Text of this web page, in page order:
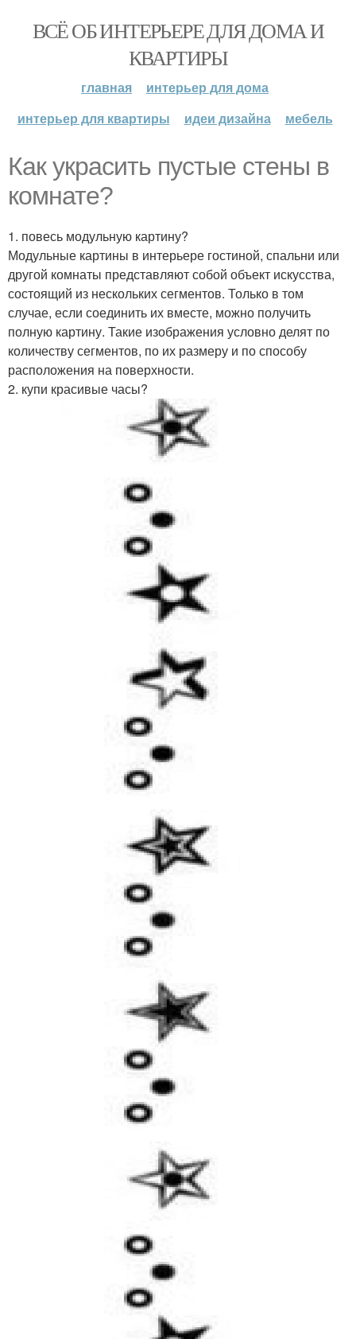
ВСЁ ОБ ИНТЕРЬЕРЕ ДЛЯ ДОМА И
КВАРТИРЫ
главная
интерьер для дома
интерьер для квартиры
идеи дизайна мебель
Как украсить пустые стены в
комнате?
1. повесь модульную картину?
Модульные картины в интерьере гостиной, спальни или
другой комнаты представляют собой объект искусства,
состоящий из нескольких сегментов. Только в том
случае, если соединить их вместе, можно получить
полную картину. Такие изображения условно делят по
количеству сегментов, по их размеру и по способу
расположения на поверхности.
2. купи красивые часы?